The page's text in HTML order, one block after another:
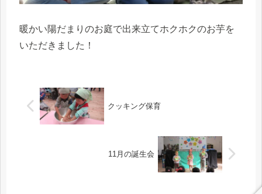
暖かい陽だまりのお庭で出来立てホクホクのお芋を
いただきました！
クッキング保育
11月の誕生会